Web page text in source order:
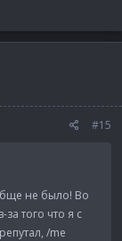
#15
не было! Во
того что я с
/me